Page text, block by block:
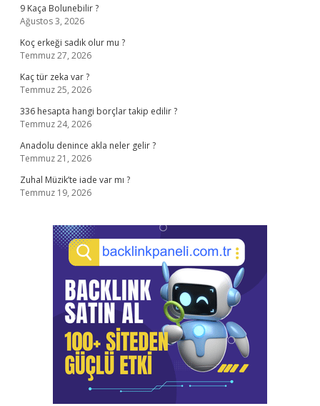
9 Kaça Bolunebilir ?
Ağustos 3, 2026
Koç erkeği sadık olur mu ?
Temmuz 27, 2026
Kaç tür zeka var ?
Temmuz 25, 2026
336 hesapta hangi borçlar takip edilir ?
Temmuz 24, 2026
Anadolu denince akla neler gelir ?
Temmuz 21, 2026
Zuhal Müzik’te iade var mı ?
Temmuz 19, 2026